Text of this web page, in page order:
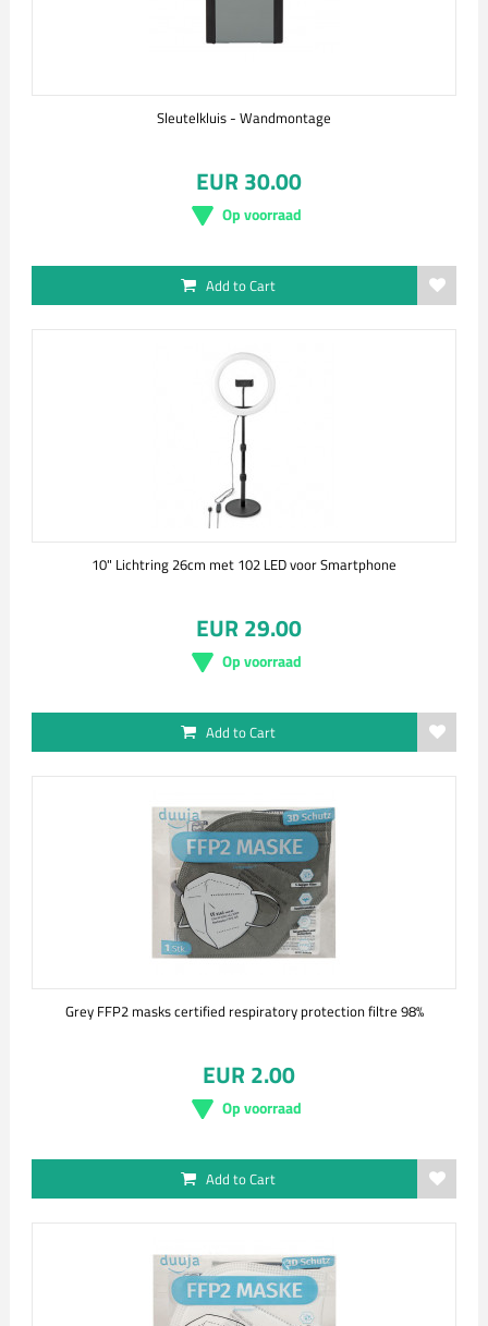
Sleutelkluis - Wandmontage
EUR 30.00
Op voorraad
Add to Cart
10" Lichtring 26cm met 102 LED voor Smartphone
EUR 29.00
Op voorraad
Add to Cart
Grey FFP2 masks certified respiratory protection filtre 98%
EUR 2.00
Op voorraad
Add to Cart